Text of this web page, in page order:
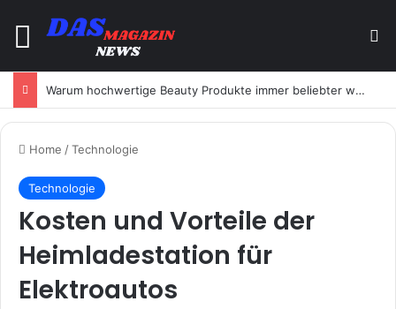
Menu
Warum hochwertige Beauty Produkte immer beliebter werden
Home /Technologie
Technologie
Kosten und Vorteile der
Heimladestation für
Elektroautos